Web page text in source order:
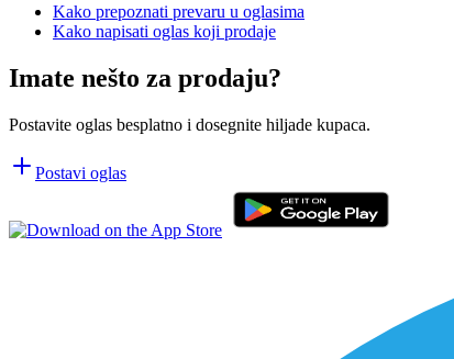
Kako prepoznati prevaru u oglasima
Kako napisati oglas koji prodaje
Imate nešto za prodaju?
Postavite oglas besplatno i dosegnite hiljade kupaca.
Postavi oglas